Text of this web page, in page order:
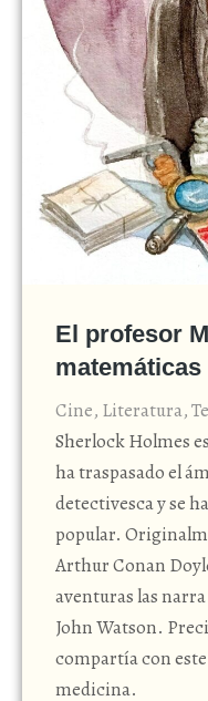
El profesor
matemáticas
Cine, Literatura,
Sherlock Holmes
ha traspasado el
detectivesca y se
popular.
Arthur Conan
aventuras las
John Watson.
compartía con
medicina.